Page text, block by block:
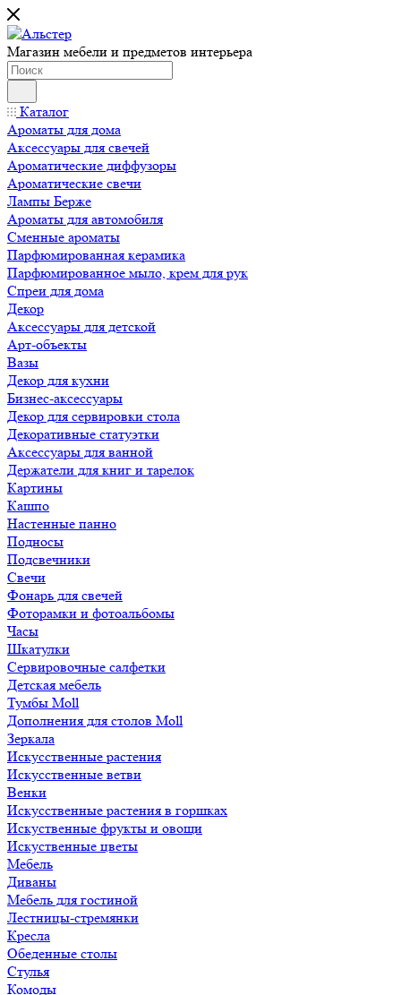
Магазин мебели и предметов интерьера
Каталог
Ароматы для дома
Аксессуары для свечей
Ароматические диффузоры
Ароматические свечи
Лампы Берже
Ароматы для автомобиля
Сменные ароматы
Парфюмированная керамика
Парфюмированное мыло, крем для рук
Спреи для дома
Декор
Аксессуары для детской
Арт-объекты
Вазы
Декор для кухни
Бизнес-аксессуары
Декор для сервировки стола
Декоративные статуэтки
Аксессуары для ванной
Держатели для книг и тарелок
Картины
Кашпо
Настенные панно
Подносы
Подсвечники
Свечи
Фонарь для свечей
Фоторамки и фотоальбомы
Часы
Шкатулки
Сервировочные салфетки
Детская мебель
Тумбы Moll
Дополнения для столов Moll
Зеркала
Искусственные растения
Искусственные ветви
Венки
Искусственные растения в горшках
Искуственные фрукты и овощи
Искуственные цветы
Мебель
Диваны
Мебель для гостиной
Лестницы-стремянки
Кресла
Обеденные столы
Стулья
Комоды